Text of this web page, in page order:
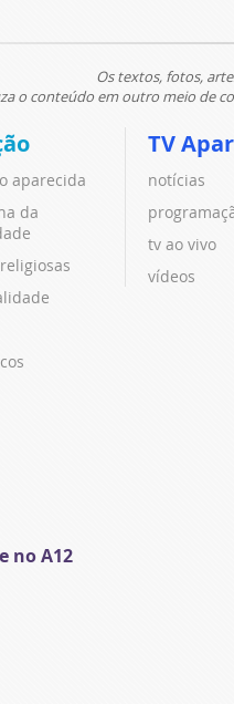
Os textos, fotos,
o conteúdo em outro meio de
aparecida
da
no A12
TV
notícias
tv ao vivo
vídeos